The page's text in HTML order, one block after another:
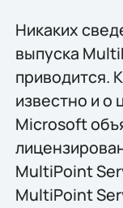
Никаких
выпуска
приводится.
известно и о
Microsoft
MultiPoint
MultiPoint